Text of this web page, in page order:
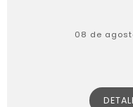
08 de